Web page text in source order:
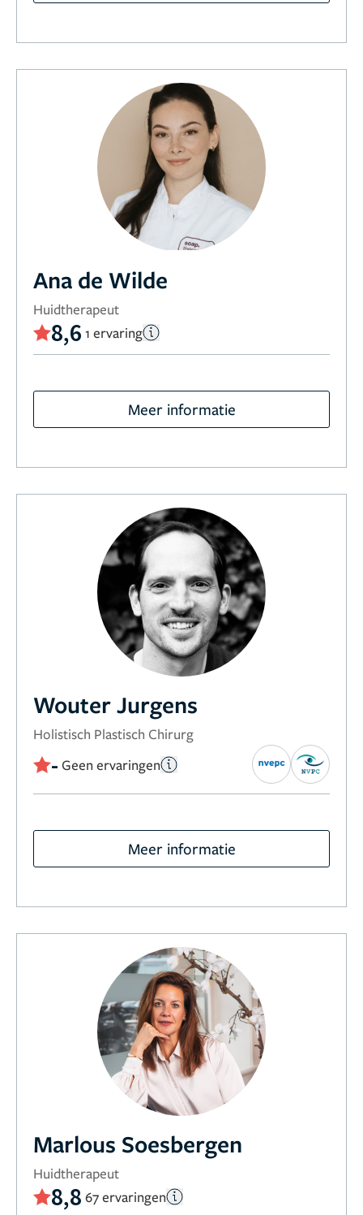
Ana de Wilde
Huidtherapeut
8,6 1 ervaring
Meer informatie
Wouter Jurgens
Holistisch Plastisch Chirurg
- Geen ervaringen
Meer informatie
Marlous Soesbergen
Huidtherapeut
8,8 67 ervaringen